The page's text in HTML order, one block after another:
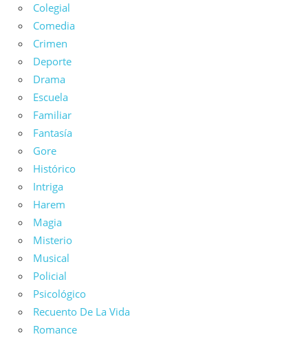
Colegial
Comedia
Crimen
Deporte
Drama
Escuela
Familiar
Fantasía
Gore
Histórico
Intriga
Harem
Magia
Misterio
Musical
Policial
Psicológico
Recuento De La Vida
Romance